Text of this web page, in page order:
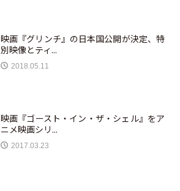
映画『グリンチ』の日本国公開が決定、特
別映像とティ...
2018.05.11
映画『ゴースト・イン・ザ・シェル』をア
ニメ映画シリ...
2017.03.23